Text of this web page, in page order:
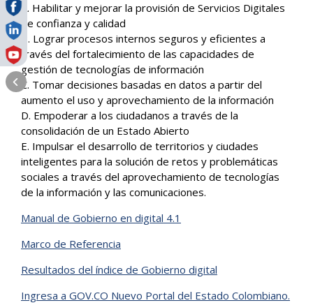
A. Habilitar y mejorar la provisión de Servicios Digitales
de confianza y calidad
B. Lograr procesos internos seguros y eficientes a
través del fortalecimiento de las capacidades de
gestión de tecnologías de información
C. Tomar decisiones basadas en datos a partir del
aumento el uso y aprovechamiento de la información
D. Empoderar a los ciudadanos a través de la
consolidación de un Estado Abierto
E. Impulsar el desarrollo de territorios y ciudades
inteligentes para la solución de retos y problemáticas
sociales a través del aprovechamiento de tecnologías
de la información y las comunicaciones.
Manual de Gobierno en digital 4.1
Marco de Referencia
Resultados del índice de Gobierno digital
Ingresa a GOV.CO Nuevo Portal del Estado Colombiano.